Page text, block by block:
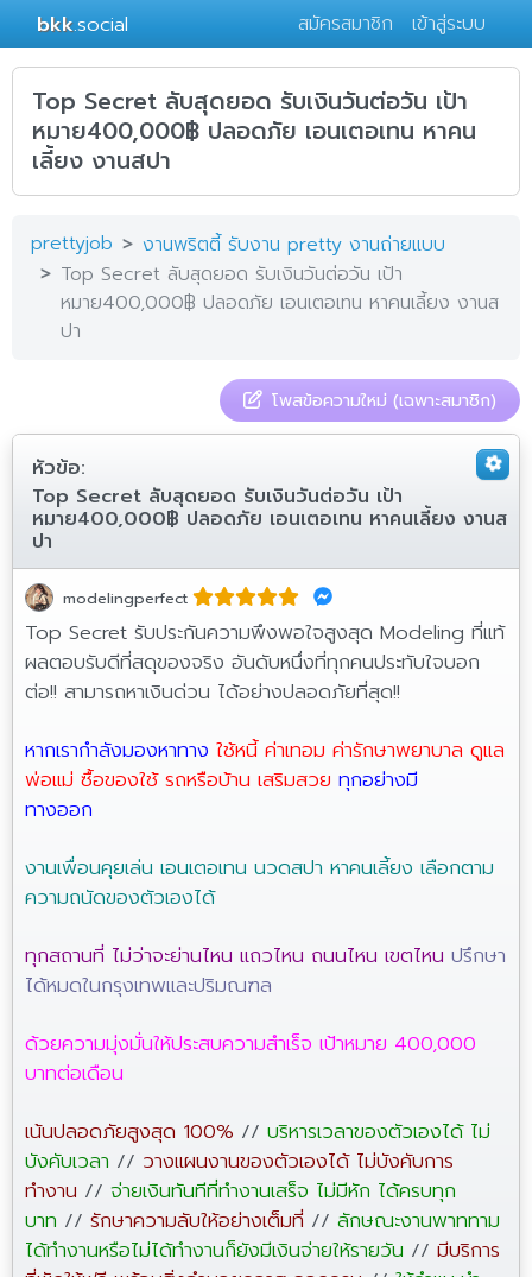
bkk.social สมัครสมาชิก เข้าสู่ระบบ
Top Secret ลับสุดยอด รับเงินวันต่อวัน เป้า
หมาย400,000฿ ปลอดภัย เอนเตอเทน หาคน
เลี้ยง งานสปา
prettyjob
งานพริตตี้ รับงาน pretty งานถ่ายแบบ
Top Secret ลับสุดยอด รับเงินวันต่อวัน เป้า
หมาย400,000฿ ปลอดภัย เอนเตอเทน หาคนเลี้ยง งานส
ปา
โพสข้อความใหม่ (เฉพาะสมาชิก)
หัวข้อ:
Top Secret ลับสุดยอด รับเงินวันต่อวัน เป้า
หมาย400,000฿ ปลอดภัย เอนเตอเทน หาคนเลี้ยง งานส
ปา
modelingperfect
Top Secret รับประกันความพึงพอใจสูงสุด Modeling ที่แท้
ผลตอบรับดีที่สดุของจริง อันดับหนึ่งที่ทุกคนประทับใจบอก
ต่อ!! สามารถหาเงินด่วน ได้อย่างปลอดภัยที่สุด!!
หากเรากำลังมองหาทาง ใช้หนี้ ค่าเทอม ค่ารักษาพยาบาล ดูแล
พ่อแม่ ซื้อของใช้ รถหรือบ้าน เสริมสวย ทุกอย่างมี
ทางออก
งานเพื่อนคุยเล่น เอนเตอเทน นวดสปา หาคนเลี้ยง เลือกตาม
ความถนัดของตัวเองได้
ทุกสถานที่ ไม่ว่าจะย่านไหน แถวไหน ถนนไหน เขตไหน ปรึกษา
ได้หมดในกรุงเทพและปริมณฑล
ด้วยความมุ่งมั่นให้ประสบความสำเร็จ เป้าหมาย 400,000
บาทต่อเดือน
เน้นปลอดภัยสูงสุด 100% // บริหารเวลาของตัวเองได้ ไม่
บังคับเวลา // วางแผนงานของตัวเองได้ ไม่บังคับการ
ทำงาน // จ่ายเงินทันทีที่ทำงานเสร็จ ไม่มีหัก ได้ครบทุก
บาท // รักษาความลับให้อย่างเต็มที่ // ลักษณะงานพาททาม
ได้ทำงานหรือไม่ได้ทำงานก็ยังมีเงินจ่ายให้รายวัน // มีบริการ